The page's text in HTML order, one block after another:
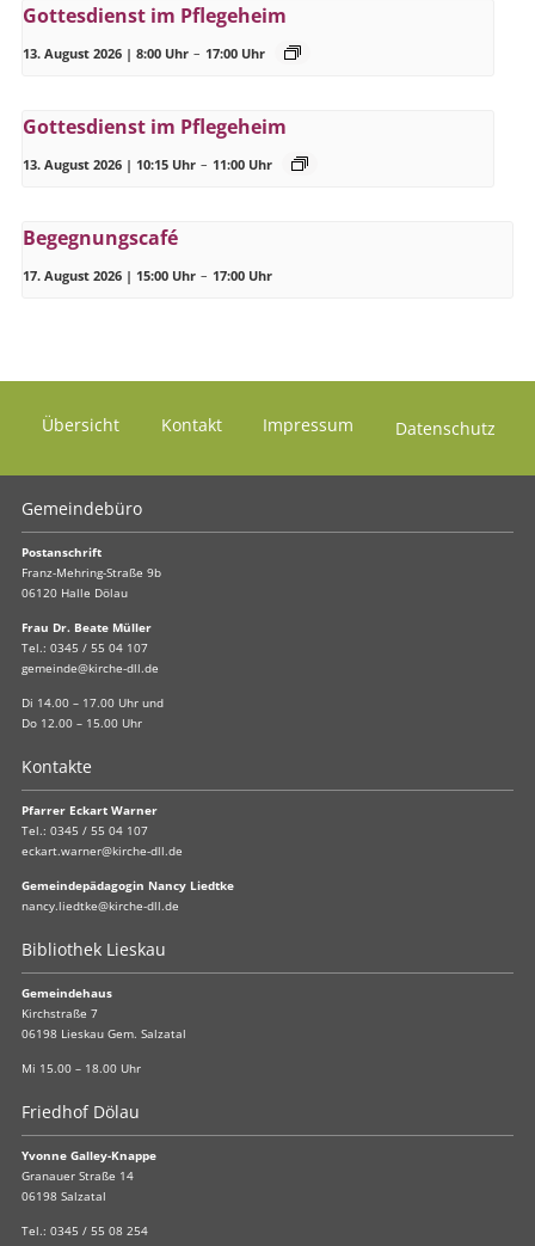
Gottesdienst im Pflegeheim
13. August 2026 | 8:00 Uhr – 17:00 Uhr
Gottesdienst im Pflegeheim
13. August 2026 | 10:15 Uhr – 11:00 Uhr
Begegnungscafé
17. August 2026 | 15:00 Uhr – 17:00 Uhr
Übersicht Kontakt Impressum Datenschutz
Gemeindebüro
Postanschrift
Franz-Mehring-Straße 9b
06120 Halle Dölau
Frau Dr. Beate Müller
Tel.: 0345 / 55 04 107
gemeinde@kirche-dll.de
Di 14.00 – 17.00 Uhr und
Do 12.00 – 15.00 Uhr
Kontakte
Pfarrer Eckart Warner
Tel.: 0345 / 55 04 107
eckart.warner@kirche-dll.de
Gemeindepädagogin Nancy Liedtke
nancy.liedtke@kirche-dll.de
Bibliothek Lieskau
Gemeindehaus
Kirchstraße 7
06198 Lieskau Gem. Salzatal
Mi 15.00 – 18.00 Uhr
Friedhof Dölau
Yvonne Galley-Knappe
Granauer Straße 14
06198 Salzatal
Tel.: 0345 / 55 08 254